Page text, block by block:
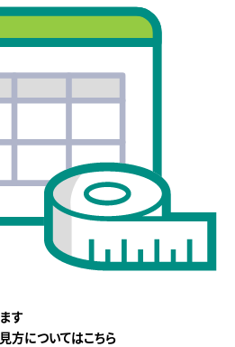
す
方についてはこちら